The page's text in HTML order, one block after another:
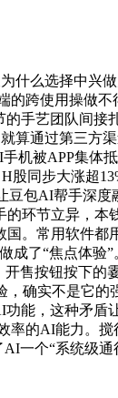
什么选择中兴
跨使用操做
手艺团队间接
算通过第三方
机被APP集体
股同步大涨超
包AI帮手深
环节立异，本
。常用软件都
成了“焦点体验
售按钮按下的
确实不是它的
能，这种矛盾
率的AI能力。
一个“系统级通